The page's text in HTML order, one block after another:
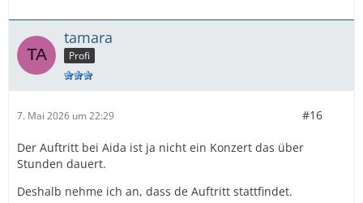
tamara
Profi
7. Mai 2026 um 22:29 #16
Der Auftritt bei Aida ist ja nicht ein Konzert das über
Stunden dauert.
Deshalb nehme ich an, dass de Auftritt stattfindet.